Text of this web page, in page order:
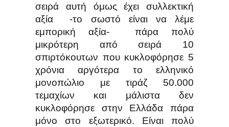
σειρά αυτή όμως έχει συλλεκτική
αξία -το σωστό είναι να λέμε
εμπορική αξία- πάρα πολύ
μικρότερη από σειρά 10
σπιρτόκουτων που κυκλοφόρησε 5
χρόνια αργότερα το ελληνικό
μονοπώλιο με τιράζ 50.000
τεμαχίων και μάλιστα δεν
κυκλοφόρησε στην Ελλάδα πάρα
μόνο στο εξωτερικό. Είναι πολύ